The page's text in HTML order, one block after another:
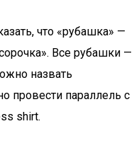
что «рубашка» —
Все рубашки —
назвать
провести параллель с
shirt.